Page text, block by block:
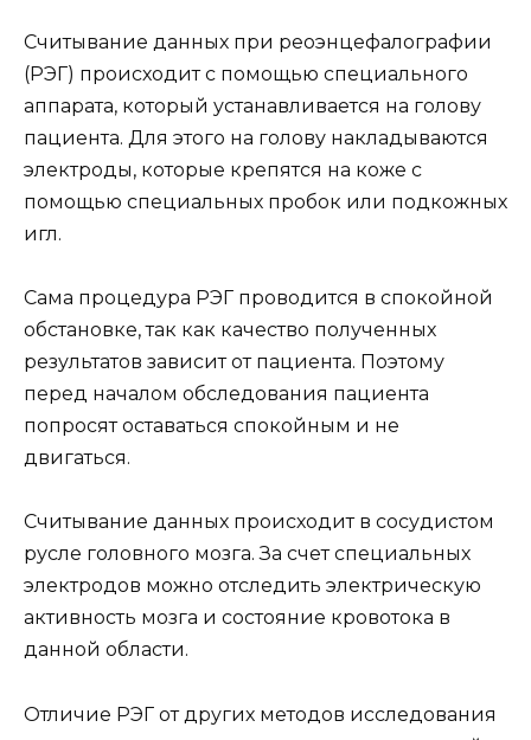
Считывание данных при реоэнцефалографии
(РЭГ) происходит с помощью специального
аппарата, который устанавливается на голову
пациента. Для этого на голову накладываются
электроды, которые крепятся на коже с
помощью специальных пробок или подкожных
игл.
Сама процедура РЭГ проводится в спокойной
обстановке, так как качество полученных
результатов зависит от пациента. Поэтому
перед началом обследования пациента
попросят оставаться спокойным и не
двигаться.
Считывание данных происходит в сосудистом
русле головного мозга. За счет специальных
электродов можно отследить электрическую
активность мозга и состояние кровотока в
данной области.
Отличие РЭГ от других методов исследования